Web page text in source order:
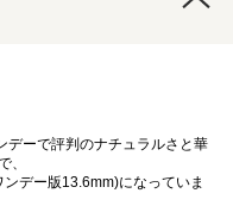
デーで評判のナチュラルさと華
、
デー版13.6mm)になっていま